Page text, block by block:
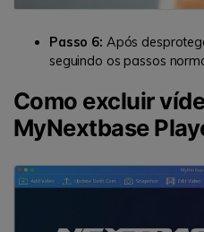
Passo 6: Após
seguindo os passos
Como excluir
MyNextbase